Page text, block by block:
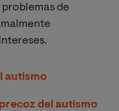
de
autismo
del autismo